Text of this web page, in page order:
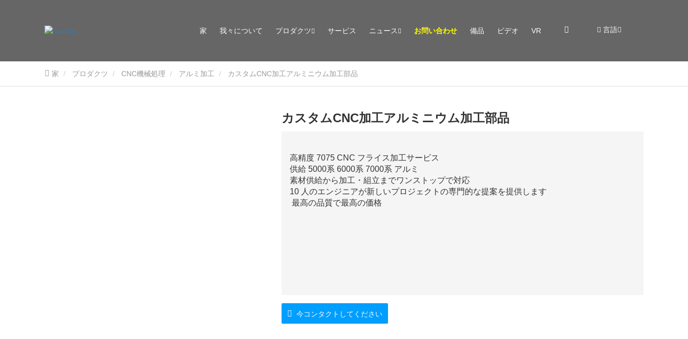
家 我々について プロダクツ サービス ニュース お問い合わせ 備品 ビデオ VR 言語
家 プロダクツ CNC機械処理 アルミ加工 カスタムCNC加工アルミニウム加工部品
カスタムCNC加工アルミニウム加工部品
高精度 7075 CNC フライス加工サービス
供給 5000系 6000系 7000系 アルミ
素材供給から加工・組立までワンストップで対応
10 人のエンジニアが新しいプロジェクトの専門的な提案を提供します
最高の品質で最高の価格
今コンタクトしてください